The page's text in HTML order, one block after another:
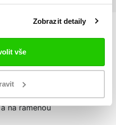
Zobrazit detaily
vše
produktu
síťoviny
na ramenou